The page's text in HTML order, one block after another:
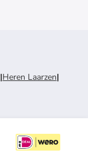
|Heren Laarzen|